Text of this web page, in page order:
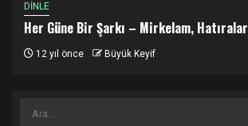
DİNLE
Her Güne Bir Şarkı – Mirkelam, Hatıralar
12 yıl önce Büyük Keyif
Arama: